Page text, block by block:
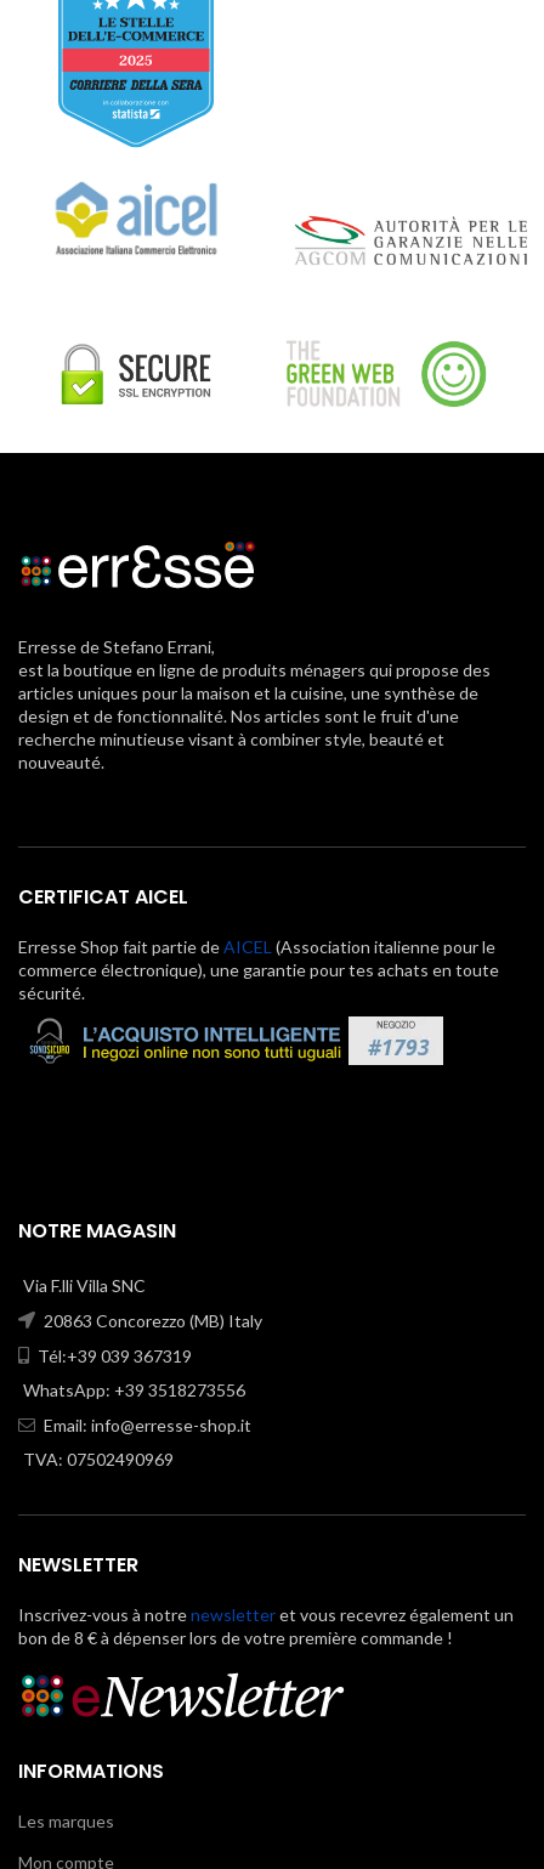
Erresse de Stefano Errani,
est la boutique en ligne de produits ménagers qui propose des
articles uniques pour la maison et la cuisine, une synthèse de
design et de fonctionnalité. Nos articles sont le fruit d'une
recherche minutieuse visant à combiner style, beauté et
nouveauté.
CERTIFICAT AICEL
Erresse Shop fait partie deAICEL (Association italienne pour le
commerce électronique), une garantie pour tes achats en toute
sécurité.
NOTRE MAGASIN
Via F.lli Villa SNC
20863 Concorezzo (MB) Italy
Tél:+39 039 367319
WhatsApp: +39 3518273556
Email: info@erresse-shop.it
TVA: 07502490969
NEWSLETTER
Inscrivez-vous à notrenewsletteret vous recevrez également un
bon de 8 € à dépenser lors de votre première commande !
INFORMATIONS
Les marques
Mon compte